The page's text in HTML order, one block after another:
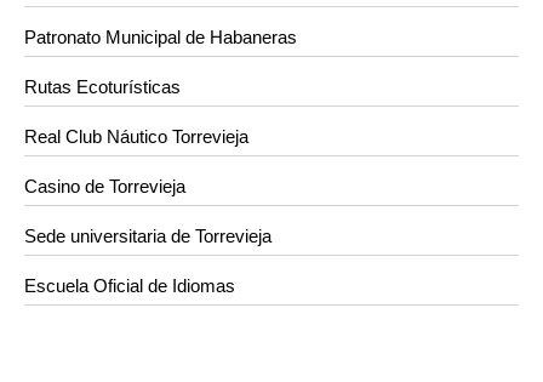
Patronato Municipal de Habaneras
Rutas Ecoturísticas
Real Club Náutico Torrevieja
Casino de Torrevieja
Sede universitaria de Torrevieja
Escuela Oficial de Idiomas